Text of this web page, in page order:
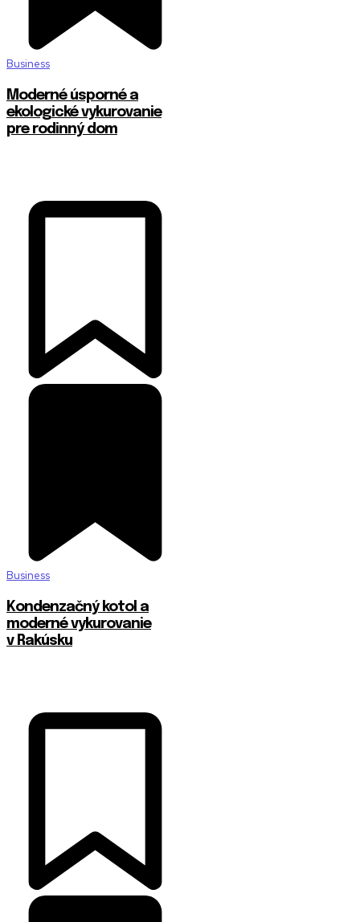
Business
Moderné úsporné a
ekologické vykurovanie
pre rodinný dom
Business
Kondenzačný kotol a
moderné vykurovanie
v Rakúsku